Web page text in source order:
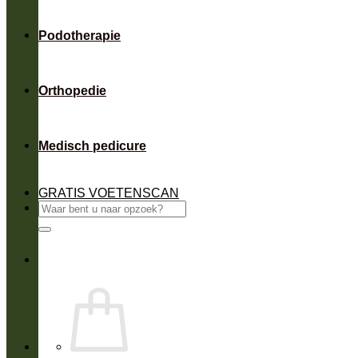
Podotherapie
Orthopedie
Medisch pedicure
GRATIS VOETENSCAN
Zoeken
naar: